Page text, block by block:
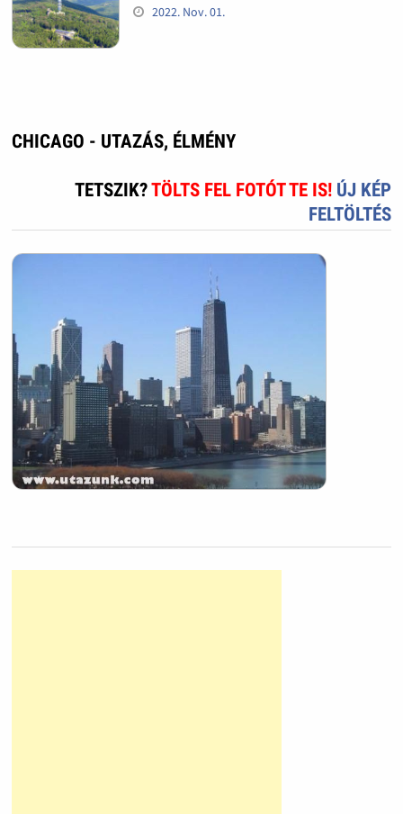
2022. Nov. 01.
CHICAGO - UTAZÁS, ÉLMÉNY
TETSZIK?TÖLTS FEL FOTÓT TE IS! ÚJ KÉP
FELTÖLTÉS